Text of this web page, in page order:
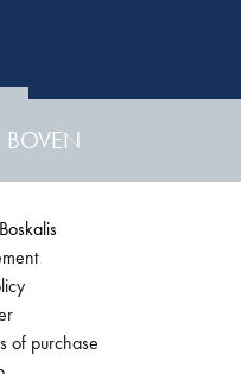
BOVEN
of purchase